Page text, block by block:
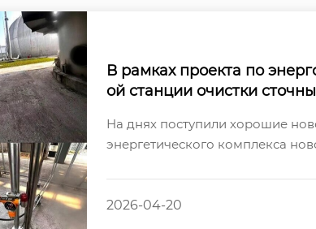
В рамках проекта по
ой станции очистки
и производственных
ти охраны окружающей
На днях поступили хорошие
энергетического комплекса
2026-04-20